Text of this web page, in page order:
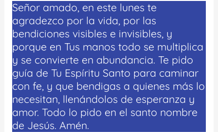
Señor amado, en este lunes te
agradezco por la vida, por las
bendiciones visibles e invisibles, y
porque en Tus manos todo se multiplica
y se convierte en abundancia. Te pido
guía de Tu Espíritu Santo para caminar
con fe, y que bendigas a quienes más lo
necesitan, llenándolos de esperanza y
amor. Todo lo pido en el santo nombre
de Jesús. Amén.